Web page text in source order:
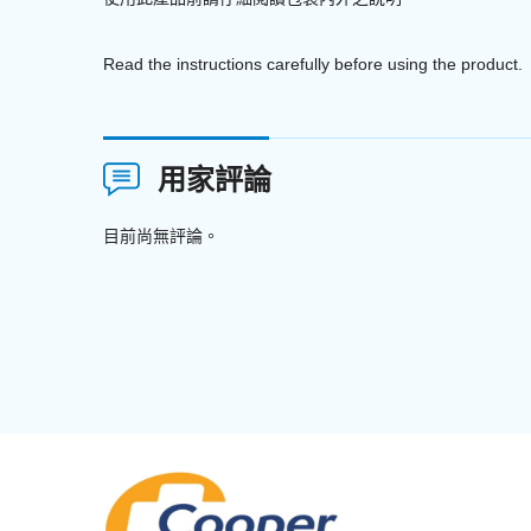
Read the instructions carefully before using the product.
用家評論
目前尚無評論。